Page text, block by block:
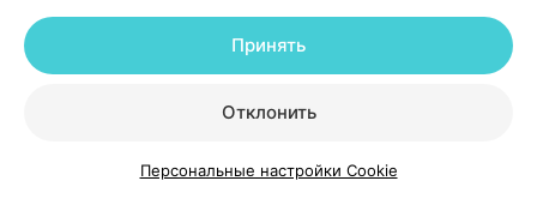
КаталогКорзинаИзбранноеПрофиль
Передозировка
Передозировка, обусловленная более высокой
концентрацией или большим объемом препарата,
введения и окружающих тканях, особенно при
Отклонить
Принять
Персональные настройки Cookie